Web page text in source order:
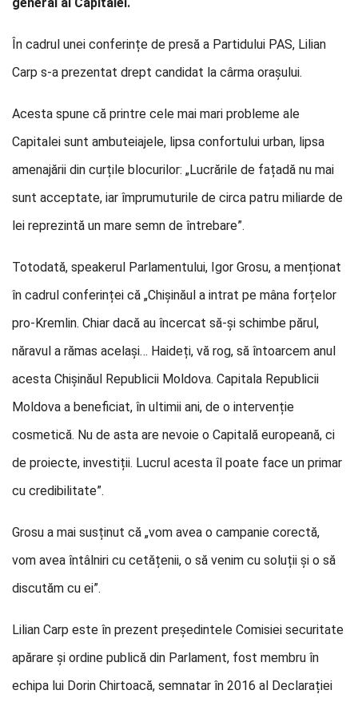
În cadrul unei conferințe de presă a Partidului PAS, Lilian
Carp s-a prezentat drept candidat la cârma orașului.
Acesta spune că printre cele mai mari probleme ale
Capitalei sunt ambuteiajele, lipsa confortului urban, lipsa
amenajării din curțile blocurilor: „Lucrările de fațadă nu mai
sunt acceptate, iar împrumuturile de circa patru miliarde de
lei reprezintă un mare semn de întrebare”.
Totodată, speakerul Parlamentului, Igor Grosu, a menționat
în cadrul conferinței că „Chișinăul a intrat pe mâna forțelor
pro-Kremlin. Chiar dacă au încercat să-și schimbe părul,
năravul a rămas același… Haideți, vă rog, să întoarcem anul
acesta Chișinăul Republicii Moldova. Capitala Republicii
Moldova a beneficiat, în ultimii ani, de o intervenție
cosmetică. Nu de asta are nevoie o Capitală europeană, ci
de proiecte, investiții. Lucrul acesta îl poate face un primar
cu credibilitate”.
Grosu a mai susținut că „vom avea o campanie corectă,
vom avea întâlniri cu cetățenii, o să venim cu soluții și o să
discutăm cu ei”.
Lilian Carp este în prezent președintele Comisiei securitate
apărare și ordine publică din Parlament, fost membru în
echipa lui Dorin Chirtoacă, semnatar în 2016 al Declarației